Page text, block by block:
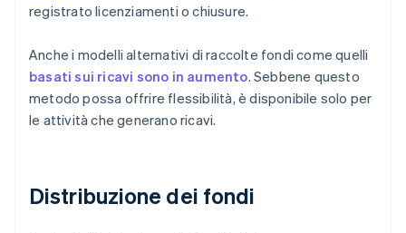
registrato licenziamenti o chiusure.
Anche i modelli alternativi di raccolte fondi come quelli
basati sui ricavi sono in aumento. Sebbene questo
metodo possa offrire flessibilità, è disponibile solo per
le attività che generano ricavi.
Distribuzione dei fondi